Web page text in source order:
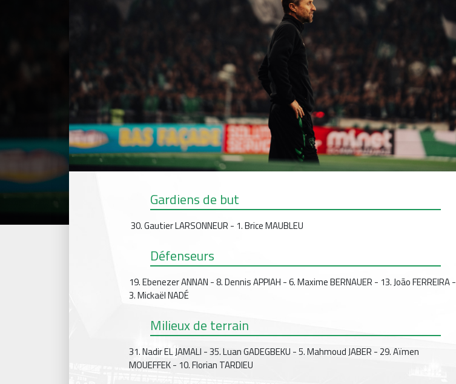
Gardiens de but
30. Gautier LARSONNEUR - 1. Brice MAUBLEU
Défenseurs
19. Ebenezer ANNAN - 8. Dennis APPIAH - 6. Maxime BERNAUER - 13. João FERREIRA -
3. Mickaël NADÉ
Milieux de terrain
31. Nadir EL JAMALI - 35. Luan GADEGBEKU - 5. Mahmoud JABER - 29. Aïmen
MOUEFFEK - 10. Florian TARDIEU